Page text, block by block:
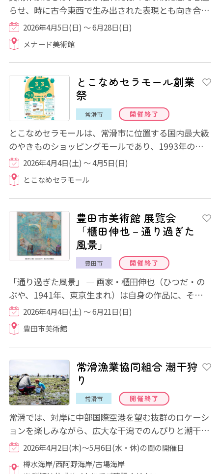
らせ、時に古今東西で生み出された表現とも向き合い
ながら、新しい「かたち」を創造します。本...
2026年4月5日(日) ～ 6月28日(日)
メナード美術館
とこなめセラモール創業
祭
常滑市 開催終了
とこなめセラモールは、常滑市に位置する国内最大級
のやきものショッピングモールであり、1993年の創
業から今年で33年を迎えました。今年は、創業3...
2026年4月4日(土) ～ 4月5日(日)
とこなめセラモール
豊田市美術館 展覧会
「櫃田伸也－通り過ぎた
風景」
豊田市 開催終了
「通り過ぎた風景」 ― 画家・櫃田伸也（ひつだ・の
ぶや、1941年、東京生まれ）は自身の作品に、そして
多くの個展にこの言葉を付してきました。画家...
2026年4月4日(土) ～ 6月21日(日)
豊田市美術館
常滑漁業協同組合 潮干狩
り
常滑市 開催終了
常滑では、対岸に中部国際空港を望む抜群のロケーシ
ョンを楽しみながら、広大な干潟でのんびりと潮干狩
りを楽しむ事ができます。 遠浅の砂浜で行...
2026年4月2日(木)～5月6日(水・休)の間の開催日
樽水海岸/西阿野海岸/古場海岸